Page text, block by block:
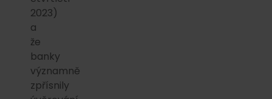
2023)
a
že
banky
významně
zpřísnily